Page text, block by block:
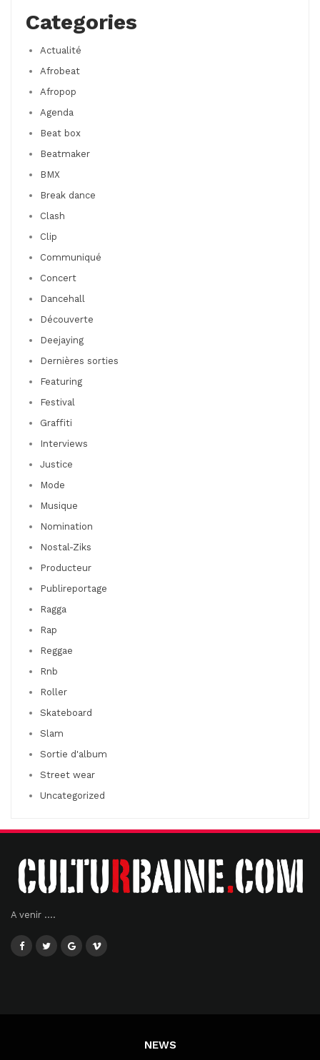
Categories
Actualité
Afrobeat
Afropop
Agenda
Beat box
Beatmaker
BMX
Break dance
Clash
Clip
Communiqué
Concert
Dancehall
Découverte
Deejaying
Dernières sorties
Featuring
Festival
Graffiti
Interviews
Justice
Mode
Musique
Nomination
Nostal-Ziks
Producteur
Publireportage
Ragga
Rap
Reggae
Rnb
Roller
Skateboard
Slam
Sortie d'album
Street wear
Uncategorized
A venir ....
NEWS